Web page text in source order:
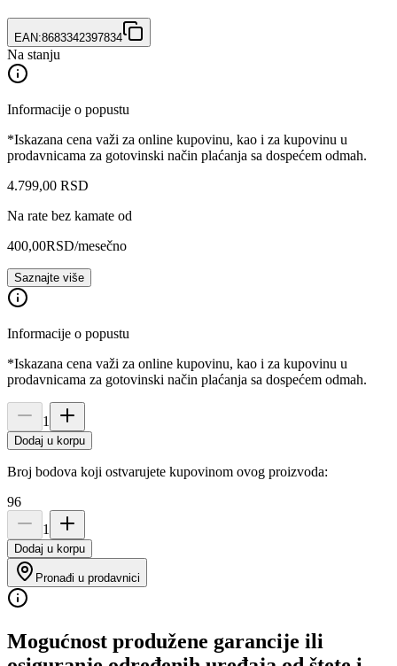
EAN:8683342397834
Na stanju
Informacije o popustu
*Iskazana cena važi za online kupovinu, kao i za kupovinu u
prodavnicama za gotovinski način plaćanja sa dospećem odmah.
4.799,00 RSD
Na rate bez kamate od
400,00RSD/mesečno
Saznajte više
Informacije o popustu
*Iskazana cena važi za online kupovinu, kao i za kupovinu u
prodavnicama za gotovinski način plaćanja sa dospećem odmah.
1
Dodaj u korpu
Broj bodova koji ostvarujete kupovinom ovog proizvoda:
96
1
Dodaj u korpu
Pronađi u prodavnici
Mogućnost produžene garancije ili